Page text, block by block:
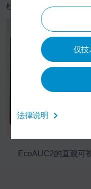
仅技
法律说明
杜尔中国一般工业团队
EcoAUC2的直观可